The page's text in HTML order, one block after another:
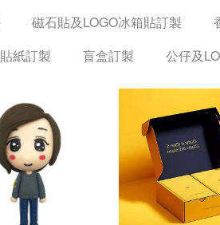
磁石貼及LOGO冰箱貼訂製
貼紙訂製 盲盒訂製 公仔及